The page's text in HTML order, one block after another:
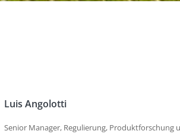
Luis Angolotti
Senior Manager, Regulierung, Produktforschung